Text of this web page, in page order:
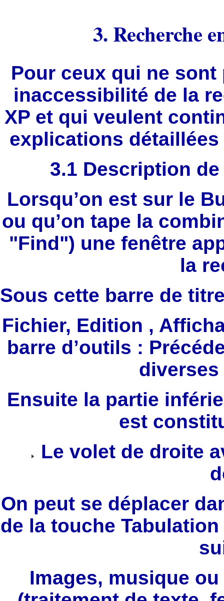
3. Recherche
Pour ceux qui ne sont
inaccessibilité de la
XP et qui veulent
explications
3.1 Description
Lorsqu’on est sur le
ou qu’on tape la
"Find") une fenêtre
la
Sous cette barre de
Fichier, Edition ,
barre d’outils :
Ensuite la partie
est
Le volet de droite
On peut se déplacer
de la touche
Images, musique